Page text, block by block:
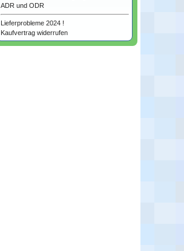
ADR und ODR
Lieferprobleme 2024 !
Kaufvertrag widerrufen